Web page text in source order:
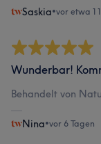
Saskia•vor etwa
Wunderbar!
Behandelt von
Nina•vor 6 Tagen